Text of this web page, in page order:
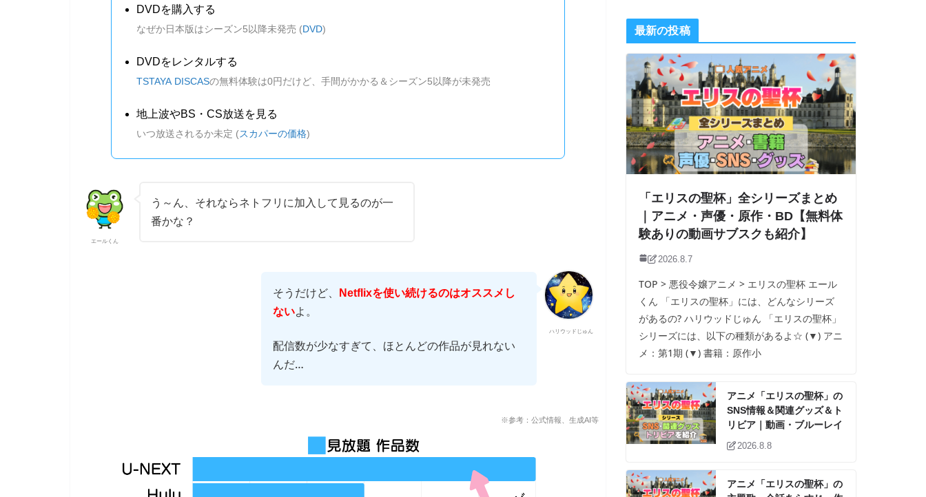
DVDを購入する
なぜか日本版はシーズン5以降未発売 (DVD)
DVDをレンタルする
TSTAYA DISCASの無料体験は0円だけど、手間がかかる＆シーズン5以降が未発売
地上波やBS・CS放送を見る
いつ放送されるか未定 (スカパーの価格)
エールくん
う～ん、それならネトフリに加入して見るのが一
番かな？
ハリウッドじゅん
そうだけど、
Netflixを使い続けるのはオススメし
ないよ。
配信数が少なすぎて、ほとんどの作品が見れない
んだ…
※参考： 公式情報、生成AI等
最新の投稿
「エリスの聖杯」全シリーズまとめ
｜アニメ・声優・原作・BD【無料体
験ありの動画サブスクも紹介】
2026.8.7
TOP > 悪役令嬢アニメ > エリスの聖杯 エール
くん 「エリスの聖杯」には、どんなシリーズ
があるの? ハリウッドじゅん 「エリスの聖杯」
シリーズには、以下の種類があるよ☆ (▼) アニ
メ：第1期 (▼) 書籍：原作小
アニメ「エリスの聖杯」の
SNS情報＆関連グッズ＆ト
リビア｜動画・ブルーレイ
2026.8.8
アニメ「エリスの聖杯」の